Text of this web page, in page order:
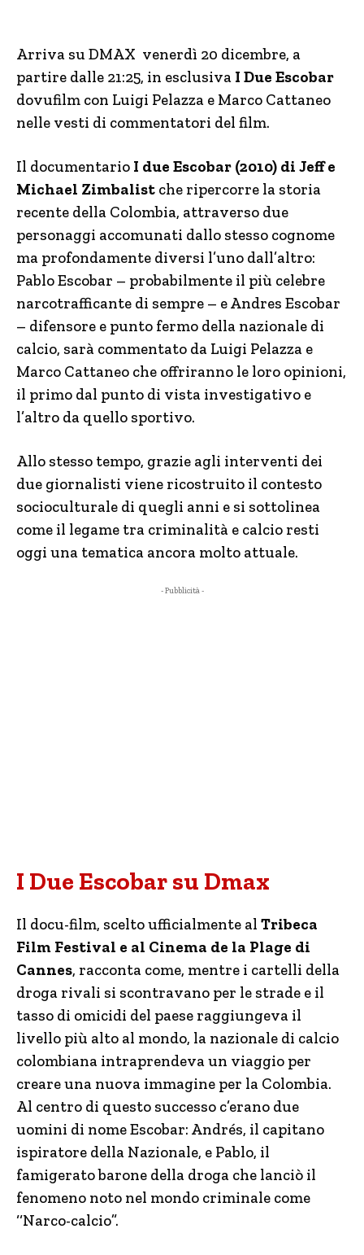
Arriva su DMAX venerdì 20 dicembre, a
partire dalle 21:25, in esclusiva I Due Escobar
dovufilm con Luigi Pelazza e Marco Cattaneo
nelle vesti di commentatori del film.
Il documentario I due Escobar (2010) di Jeff e
Michael Zimbalist che ripercorre la storia
recente della Colombia, attraverso due
personaggi accomunati dallo stesso cognome
ma profondamente diversi l’uno dall’altro:
Pablo Escobar – probabilmente il più celebre
narcotrafficante di sempre – e Andres Escobar
– difensore e punto fermo della nazionale di
calcio, sarà commentato da Luigi Pelazza e
Marco Cattaneo che offriranno le loro opinioni,
il primo dal punto di vista investigativo e
l’altro da quello sportivo.
Allo stesso tempo, grazie agli interventi dei
due giornalisti viene ricostruito il contesto
socioculturale di quegli anni e si sottolinea
come il legame tra criminalità e calcio resti
oggi una tematica ancora molto attuale.
- Pubblicità -
I Due Escobar su Dmax
Il docu-film, scelto ufficialmente al Tribeca
Film Festival e al Cinema de la Plage di
Cannes, racconta come, mentre i cartelli della
droga rivali si scontravano per le strade e il
tasso di omicidi del paese raggiungeva il
livello più alto al mondo, la nazionale di calcio
colombiana intraprendeva un viaggio per
creare una nuova immagine per la Colombia.
Al centro di questo successo c’erano due
uomini di nome Escobar: Andrés, il capitano
ispiratore della Nazionale, e Pablo, il
famigerato barone della droga che lanciò il
fenomeno noto nel mondo criminale come
‘‘Narco-calcio”.